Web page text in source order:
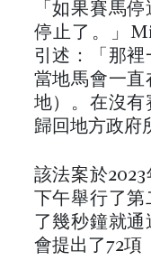
「如果賽馬
停止了。」
引述：「那裡
當地馬會一
地）。在沒有
歸回地方政府
該法案於
下午舉行了
了幾秒鐘就
會提出了72項